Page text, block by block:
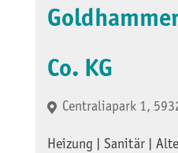
Co. KG
Centraliapark 1,
Heizung | Sanitär |